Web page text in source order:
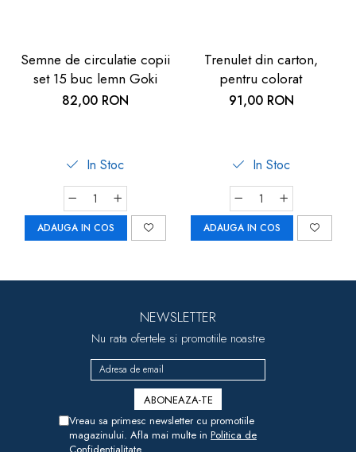
Semne de circulatie copii
set 15 buc lemn Goki
82,00 RON
In Stoc
ADAUGA IN COS
Trenulet din carton,
pentru colorat
91,00 RON
In Stoc
ADAUGA IN COS
NEWSLETTER
Nu rata ofertele si promotiile noastre
Vreau sa primesc newsletter cu promotiile
magazinului. Afla mai multe in Politica de